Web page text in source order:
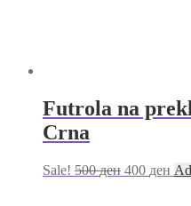
Futrola na
Crna
Sale! 500ден 400 ден